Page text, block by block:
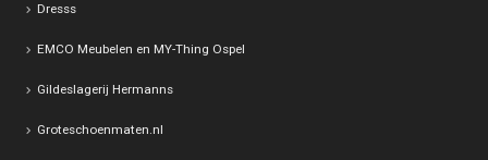
Dresss
EMCO Meubelen en MY-Thing Ospel
Gildeslagerij Hermanns
Groteschoenmaten.nl